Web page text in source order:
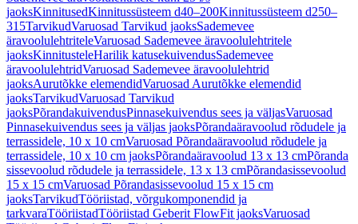
jaoksKinnitusedKinnitussüsteem d40–200Kinnitussüsteem d250–
315TarvikudVaruosad Tarvikud jaoksSademevee
äravoolulehtriteleVaruosad Sademevee äravoolulehtritele
jaoksKinnitusteleHarilik katusekuivendusSademevee
äravoolulehtridVaruosad Sademevee äravoolulehtrid
jaoksAurutõkke elemendidVaruosad Aurutõkke elemendid
jaoksTarvikudVaruosad Tarvikud
jaoksPõrandakuivendusPinnasekuivendus sees ja väljasVaruosad
Pinnasekuivendus sees ja väljas jaoksPõrandaäravoolud rõdudele ja
terrassidele, 10 x 10 cmVaruosad Põrandaäravoolud rõdudele ja
terrassidele, 10 x 10 cm jaoksPõrandaäravoolud 13 x 13 cmPõranda
sissevoolud rõdudele ja terrassidele, 13 x 13 cmPõrandasissevoolud
15 x 15 cmVaruosad Põrandasissevoolud 15 x 15 cm
jaoksTarvikudTööriistad, võrgukomponendid ja
tarkvaraTööriistadTööriistad Geberit FlowFit jaoksVaruosad